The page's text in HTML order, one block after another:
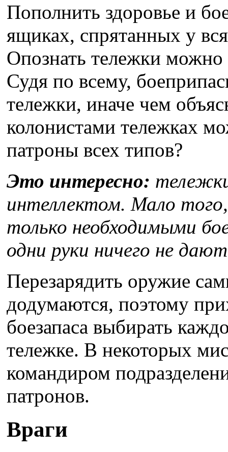
Пополнить здоровье и
ящиках, спрятанных у
Опознать тележки можно
Судя по всему,
тележки, иначе чем
колонистами тележках
патроны всех типов?
Это интересно:
интеллектом. Мало
только необходимыми
одни руки ничего не
Перезарядить оружие
додумаются, поэтому
боезапаса выбирать
тележке. В некоторых
командиром
патронов.
Враги